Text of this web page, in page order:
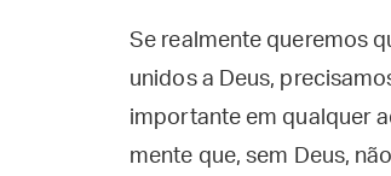
Se realmente queremos
unidos a Deus,
importante em qualquer
mente que, sem Deus,